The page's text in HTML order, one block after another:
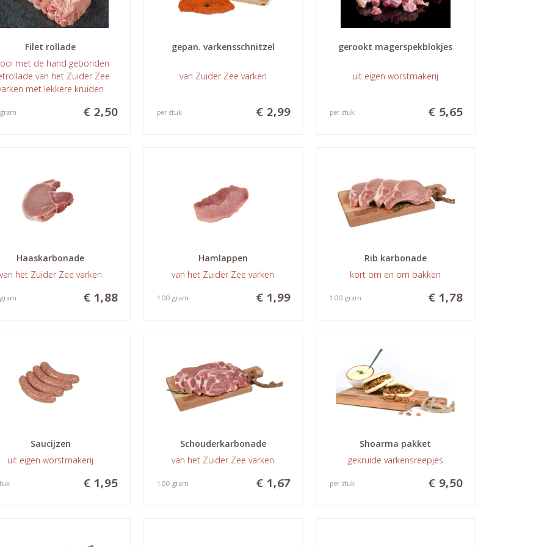
Filet rollade
met de hand gebonden
van het Zuider Zee
met lekkere kruiden
€ 2,50
gepan. varkensschnitzel
van Zuider Zee varken
€ 2,99
per stuk
gerookt magerspekblokjes
uit eigen worstmakerij
€ 5,65
per stuk
Haaskarbonade
het Zuider Zee varken
€ 1,88
Hamlappen
van het Zuider Zee varken
€ 1,99
100 gram
Rib karbonade
kort om en om bakken
€ 1,78
100 gram
Saucijzen
uit eigen worstmakerij
€ 1,95
Schouderkarbonade
van het Zuider Zee varken
€ 1,67
100 gram
Shoarma pakket
gekruide varkensreepjes
€ 9,50
per stuk